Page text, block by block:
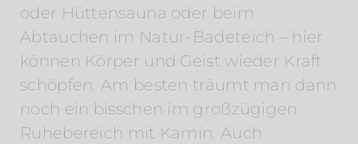
oder Hüttensauna oder beim
Abtauchen im Natur-Badeteich – hier
können Körper und Geist wieder Kraft
schöpfen. Am besten träumt man dann
noch ein bisschen im großzügigen
Ruhebereich mit Kamin. Auch